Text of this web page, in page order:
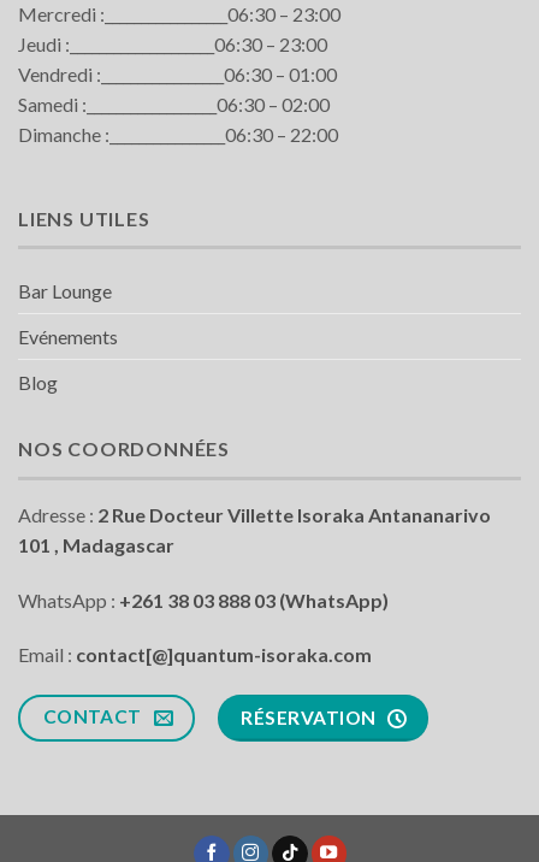
Mercredi :_________________06:30 – 23:00
Jeudi :____________________06:30 – 23:00
Vendredi :_________________06:30 – 01:00
Samedi :__________________06:30 – 02:00
Dimanche :________________06:30 – 22:00
LIENS UTILES
Bar Lounge
Evénements
Blog
NOS COORDONNÉES
Adresse : 2 Rue Docteur Villette Isoraka Antananarivo
101 , Madagascar
WhatsApp : +261 38 03 888 03 (WhatsApp)
Email : contact[@]quantum-isoraka.com
CONTACT RÉSERVATION